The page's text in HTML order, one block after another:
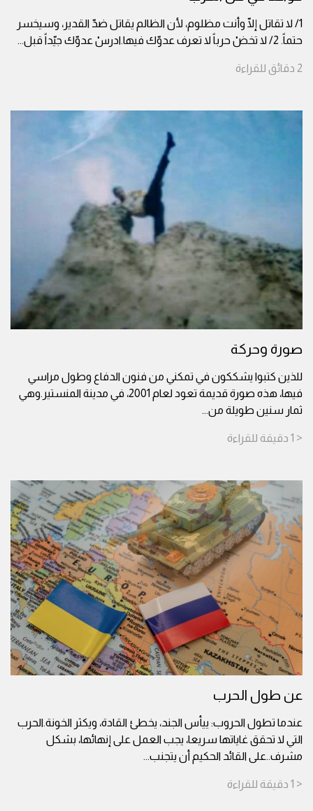
1/ لا تقاتل إلّا وأنت مظلوم، لأن الظالم يقاتل ضدّ القدير، وسيخسر
حتماً. 2/ لا تخضْ حرباً لا تعرف عدوّك فيها.ادرسْ عدوّك جيّداً قبل
...
2 دقائق للقراءة
صورة وحركة
للذين كتبوا يشككون في تمكني من فنون الدفاع وطول مراسي
فيها، هذه صورة قديمة تعود لعام 2001، في مدينة المنستير.وهي
ثمار سنين طويلة من...
< 1 دقيقة للقراءة
عن طول الحرب
عندما تطول الحروب: ييأس الجند، يخطئ القادة، ويكثر الخونة.الحرب
التي لا تحقق غاياتها سريعا، يجب العمل على إنهائها، بشكل
مشرف..على القائد الحكيم أن يتجنب...
< 1 دقيقة للقراءة